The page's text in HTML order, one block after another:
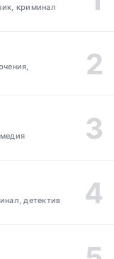
криминал
детектив